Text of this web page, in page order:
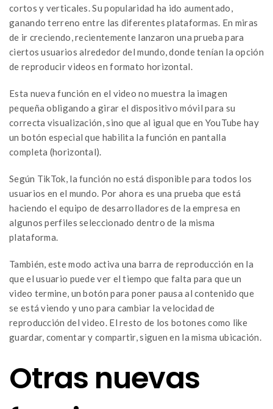
cortos y verticales. Su popularidad ha ido aumentado,
ganando terreno entre las diferentes plataformas. En miras
de ir creciendo, recientemente lanzaron una prueba para
ciertos usuarios alrededor del mundo, donde tenían la opción
de reproducir videos en formato horizontal.
Esta nueva función en el video no muestra la imagen
pequeña obligando a girar el dispositivo móvil para su
correcta visualización, sino que al igual que en YouTube hay
un botón especial que habilita la función en pantalla
completa (horizontal).
Según TikTok, la función no está disponible para todos los
usuarios en el mundo. Por ahora es una prueba que está
haciendo el equipo de desarrolladores de la empresa en
algunos perfiles seleccionado dentro de la misma
plataforma.
También, este modo activa una barra de reproducción en la
que el usuario puede ver el tiempo que falta para que un
video termine, un botón para poner pausa al contenido que
se está viendo y uno para cambiar la velocidad de
reproducción del video. El resto de los botones como like
guardar, comentar y compartir, siguen en la misma ubicación.
Otras nuevas